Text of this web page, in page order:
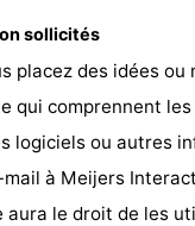
sollicités
placez des idées ou
qui comprennent
logiciels ou autres
à Meijers
le droit de les